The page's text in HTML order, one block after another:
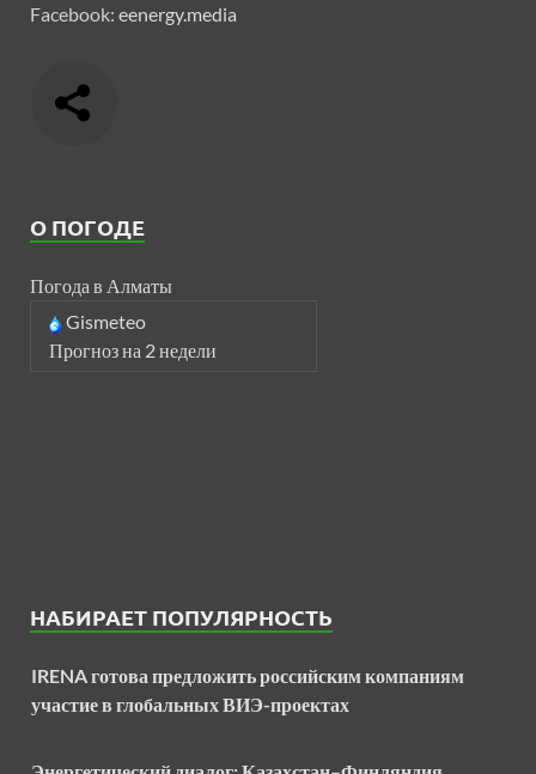
Facebook: eenergy.media
О ПОГОДЕ
Погода в Алматы
Gismeteo
Прогноз на 2 недели
НАБИРАЕТ ПОПУЛЯРНОСТЬ
IRENA готова предложить российским компаниям
участие в глобальных ВИЭ-проектах